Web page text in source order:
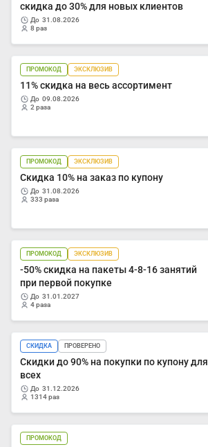
скидка до 30% для новых клиентов
до 31.08.2026
8 раз
ПРОМОКОД ЭКСКЛЮЗИВ
11% скидка на весь ассортимент
до 09.08.2026
2 раза
ПРОМОКОД ЭКСКЛЮЗИВ
Скидка 10% на заказ по купону
до 31.08.2026
333 раза
ПРОМОКОД ЭКСКЛЮЗИВ
-50% скидка на пакеты 4-8-16 занятий
при первой покупке
до 31.01.2027
4 раза
СКИДКА ПРОВЕРЕНО
Скидки до 90% на покупки по купону для
всех
до 31.12.2026
1314 раз
ПРОМОКОД